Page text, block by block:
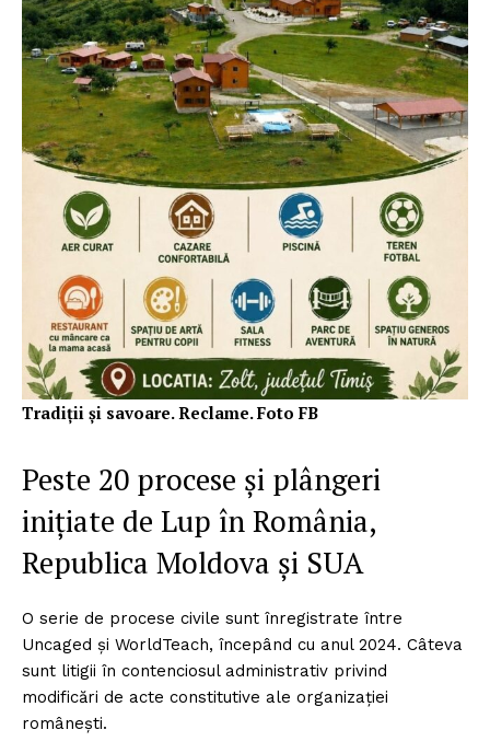
Tradiții și savoare. Reclame. Foto FB
Peste 20 procese și plângeri
inițiate de Lup în România,
Republica Moldova și SUA
O serie de procese civile sunt înregistrate între
Uncaged și WorldTeach, începând cu anul 2024. Câteva
sunt litigii în contenciosul administrativ privind
modificări de acte constitutive ale organizației
românești.